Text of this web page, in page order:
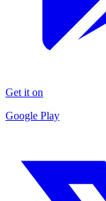
Get it on
Google Play